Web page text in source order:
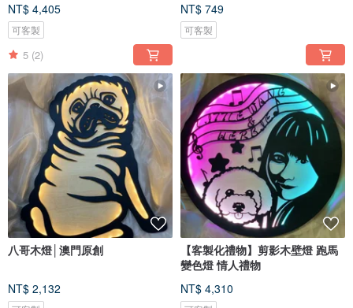
NT$ 4,405
可客製
5 (2)
NT$ 749
可客製
八哥木燈│澳門原創
NT$ 2,132
【客製化禮物】剪影木壁燈 跑馬
變色燈 情人禮物
NT$ 4,310